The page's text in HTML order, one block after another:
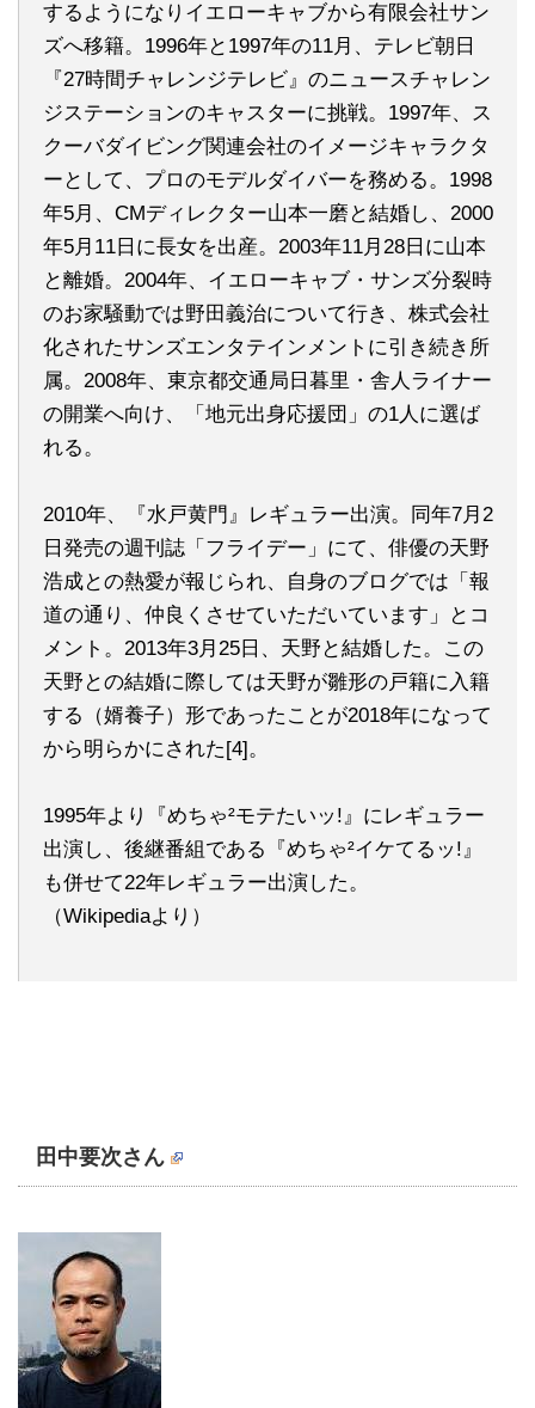
するようになりイエローキャブから有限会社サン
ズへ移籍。1996年と1997年の11月、テレビ朝日
『27時間チャレンジテレビ』のニュースチャレン
ジステーションのキャスターに挑戦。1997年、ス
クーバダイビング関連会社のイメージキャラクタ
ーとして、プロのモデルダイバーを務める。1998
年5月、CMディレクター山本一磨と結婚し、2000
年5月11日に長女を出産。2003年11月28日に山本
と離婚。2004年、イエローキャブ・サンズ分裂時
のお家騒動では野田義治について行き、株式会社
化されたサンズエンタテインメントに引き続き所
属。2008年、東京都交通局日暮里・舎人ライナー
の開業へ向け、「地元出身応援団」の1人に選ば
れる。
2010年、『水戸黄門』レギュラー出演。同年7月2
日発売の週刊誌「フライデー」にて、俳優の天野
浩成との熱愛が報じられ、自身のブログでは「報
道の通り、仲良くさせていただいています」とコ
メント。2013年3月25日、天野と結婚した。この
天野との結婚に際しては天野が雛形の戸籍に入籍
する（婿養子）形であったことが2018年になって
から明らかにされた[4]。
1995年より『めちゃ²モテたいッ!』にレギュラー
出演し、後継番組である『めちゃ²イケてるッ!』
も併せて22年レギュラー出演した。
（Wikipediaより）
田中要次さん